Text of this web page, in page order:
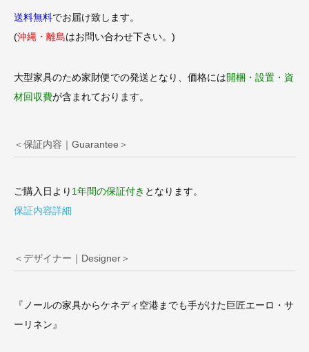
送料無料でお届け致します。
(沖縄・離島はお問い合わせ下さい。)
大型家具のため家財便での発送となり、価格には開梱・設置・資
材回収費が含まれております。
＜保証内容｜Guarantee＞
ご購入日より 1年間の保証付き となります。
保証内容詳細
＜デザイナー｜Designer＞
『ノールの家具からケネディ空港までも手がけた巨匠エーロ・サ
ーリネン』